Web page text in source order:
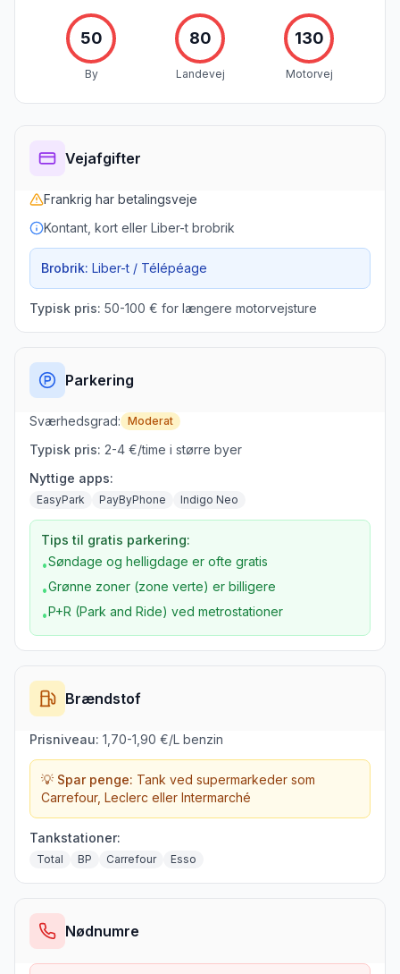
50
By
80
Landevej
130
Motorvej
Vejafgifter
Frankrig har betalingsveje
Kontant, kort eller Liber-t brobrik
Brobrik: Liber-t / Télépéage
Typisk pris: 50-100 € for længere motorvejsture
Parkering
Sværhedsgrad: Moderat
Typisk pris: 2-4 €/time i større byer
Nyttige apps:
EasyPark PayByPhone Indigo Neo
Tips til gratis parkering:
•Søndage og helligdage er ofte gratis
•Grønne zoner (zone verte) er billigere
•P+R (Park and Ride) ved metrostationer
Brændstof
Prisniveau: 1,70-1,90 €/L benzin
💡 Spar penge: Tank ved supermarkeder som
Carrefour, Leclerc eller Intermarché
Tankstationer:
Total BP Carrefour Esso
Nødnumre